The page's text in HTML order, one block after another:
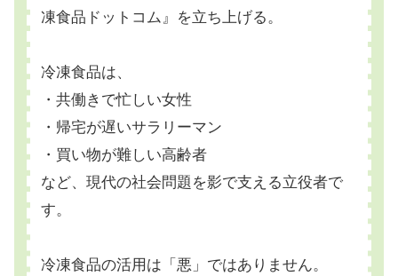
凍食品ドットコム』を立ち上げる。
冷凍食品は、
・共働きで忙しい女性
・帰宅が遅いサラリーマン
・買い物が難しい高齢者
など、現代の社会問題を影で支える立役者で
す。
冷凍食品の活用は「悪」ではありません。